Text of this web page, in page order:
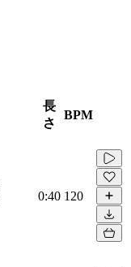
長
さ
BPM
0:40 120